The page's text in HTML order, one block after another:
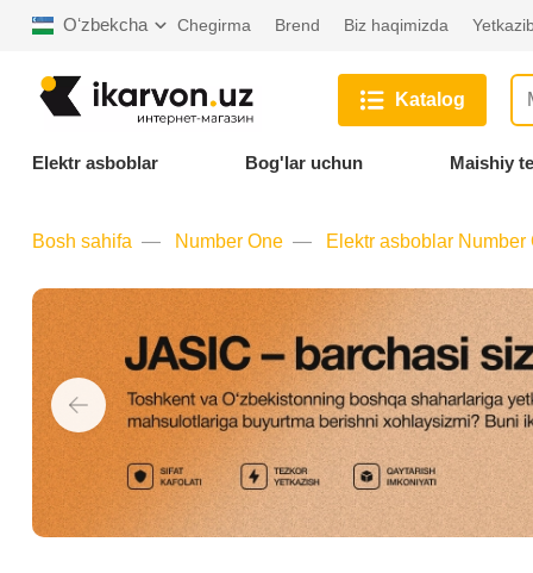
Oʻzbekcha Chegirma Brend Biz haqimizda
Katalog
Elektr asboblar Bog'lar uchun Maishiy
Bosh sahifa Number One Elektr asboblar Number